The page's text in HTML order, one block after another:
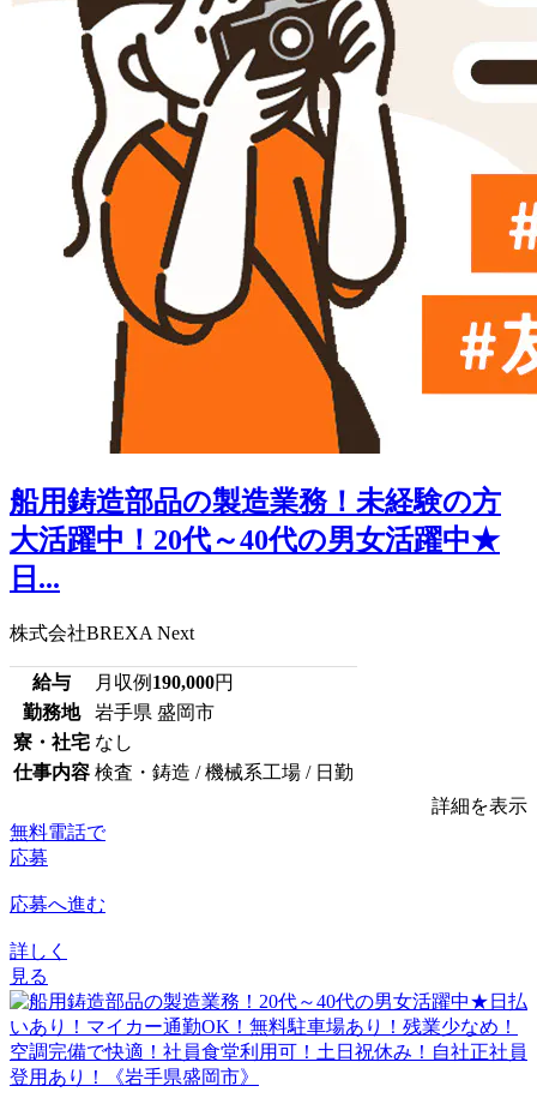
船用鋳造部品の製造業務！未経験の方
大活躍中！20代～40代の男女活躍中★
日...
株式会社BREXA Next
給与 月収例 190,000円
勤務地
岩手県 盛岡市
寮・社宅 なし
仕事内容 検査・鋳造 / 機械系工場 / 日勤
詳細を表示
無料電話で
応募
応募へ進む
詳しく
見る